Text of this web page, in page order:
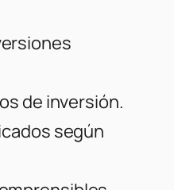
de inversión.
según